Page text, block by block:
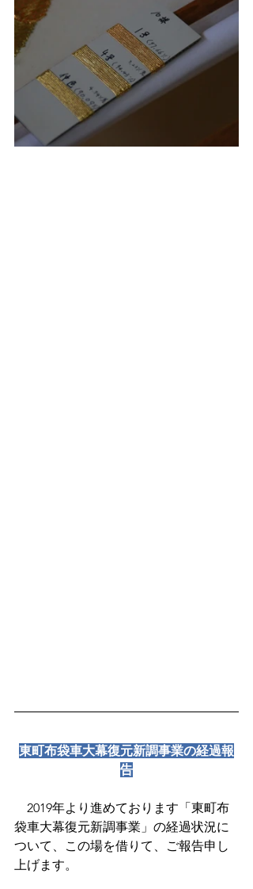
東町布袋車大幕復元新調事業の経過報
告
2019年より進めております「東町布
袋車大幕復元新調事業」の経過状況に
ついて、この場を借りて、ご報告申し
上げます。